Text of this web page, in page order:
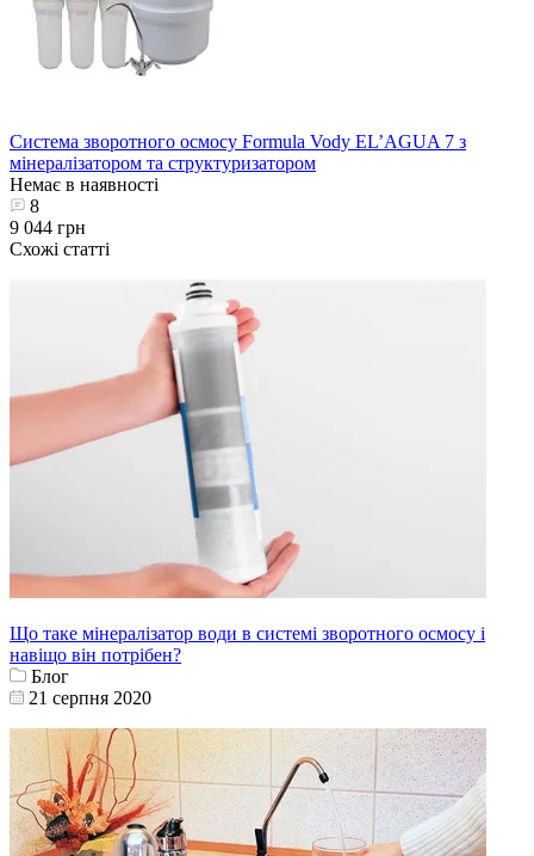
Система зворотного осмосу Formula Vody EL’AGUA 7 з
мінералізатором та структуризатором
Немає в наявності
8
9 044 грн
Схожі статті
Що таке мінералізатор води в системі зворотного осмосу і
навіщо він потрібен?
Блог
21 серпня 2020